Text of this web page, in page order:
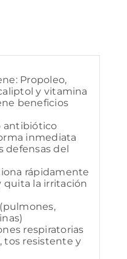
Propoleo,
y vitamina
beneficios
antibiótico
inmediata
defensas del
rápidamente
quita la irritación
respiratorias
tos resistente y